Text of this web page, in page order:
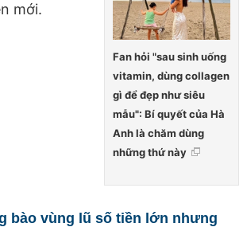
Fan hỏi "sau sinh uống
vitamin, dùng collagen
gì để đẹp như siêu
mẫu": Bí quyết của Hà
Anh là chăm dùng
những thứ này
mới.
bào vùng lũ số tiền lớn nhưng